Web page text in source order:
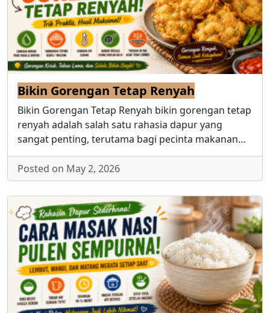
Bikin Gorengan Tetap Renyah
Bikin Gorengan Tetap Renyah bikin gorengan tetap
renyah adalah salah satu rahasia dapur yang
sangat penting, terutama bagi pecinta makanan…
Posted on May 2, 2026